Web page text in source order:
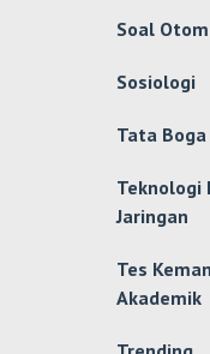
Soal
Sosiologi
Tata Boga
Teknologi
Jaringan
Tes
Akademik